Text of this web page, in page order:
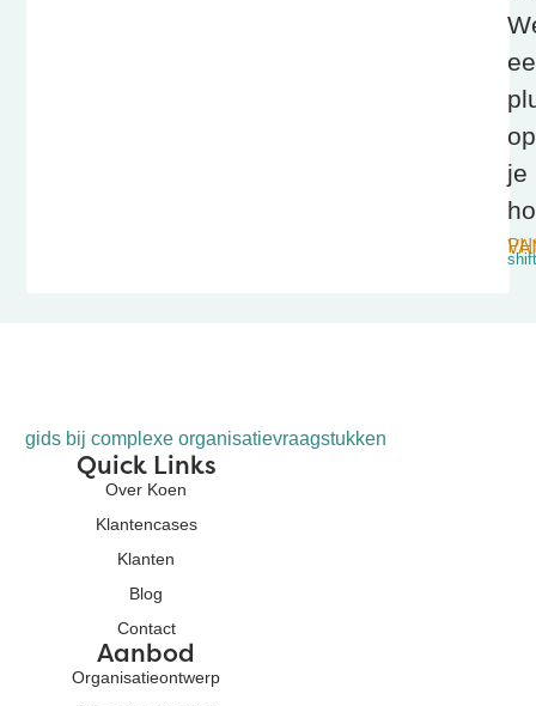
op
je
gids bij complexe organisatievraagstukken
Aanbod
Organisatieontwerp
Quick Links
Over Koen
Klantencases
Klanten
Blog
Contact